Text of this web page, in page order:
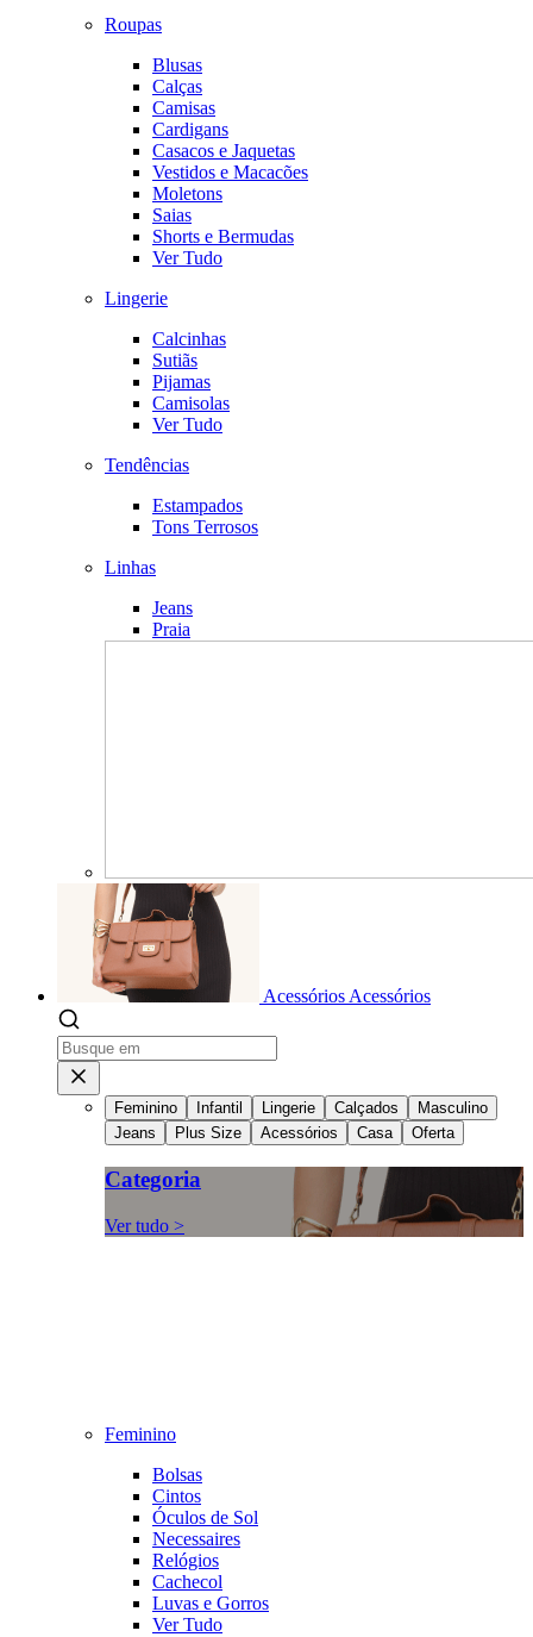
Roupas
Blusas
Calças
Camisas
Cardigans
Casacos e Jaquetas
Vestidos e Macacões
Moletons
Saias
Shorts e Bermudas
Ver Tudo
Lingerie
Calcinhas
Sutiãs
Pijamas
Camisolas
Ver Tudo
Tendências
Estampados
Tons Terrosos
Linhas
Jeans
Praia
Acessórios Acessórios
Feminino Infantil Lingerie Calçados
Masculino
Jeans
Plus Size Acessórios Casa Oferta
Categoria
Ver tudo >
Feminino
Bolsas
Cintos
Óculos de Sol
Necessaires
Relógios
Cachecol
Luvas e Gorros
Ver Tudo